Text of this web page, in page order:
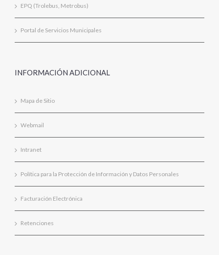
EPQ (Trolebus, Metrobus)
Portal de Servicios Municipales
INFORMACIÓN ADICIONAL
Mapa de Sitio
Webmail
Intranet
Política para la Protección de Información y Datos Personales
Facturación Electrónica
Retenciones